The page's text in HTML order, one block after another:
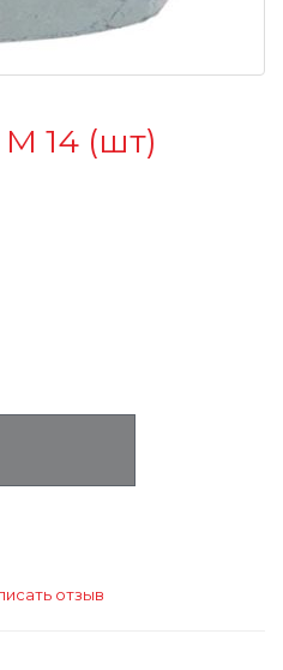
М 14 (шт)
отзыв